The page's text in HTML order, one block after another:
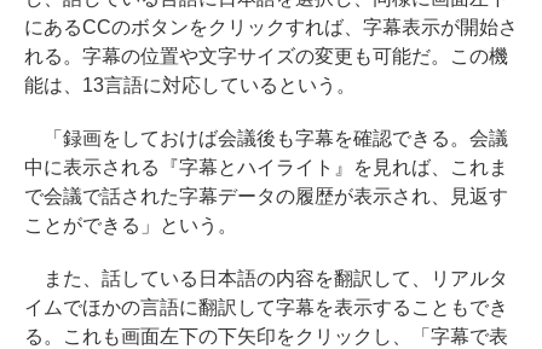
にあるCCのボタンをクリックすれば、字幕表示が開始さ
れる。字幕の位置や文字サイズの変更も可能だ。この機
能は、13言語に対応しているという。
「録画をしておけば会議後も字幕を確認できる。会議
中に表示される『字幕とハイライト』を見れば、これま
で会議で話された字幕データの履歴が表示され、見返す
ことができる」という。
また、話している日本語の内容を翻訳して、リアルタ
イムでほかの言語に翻訳して字幕を表示することもでき
る。これも画面左下の下矢印をクリックし、「字幕で表